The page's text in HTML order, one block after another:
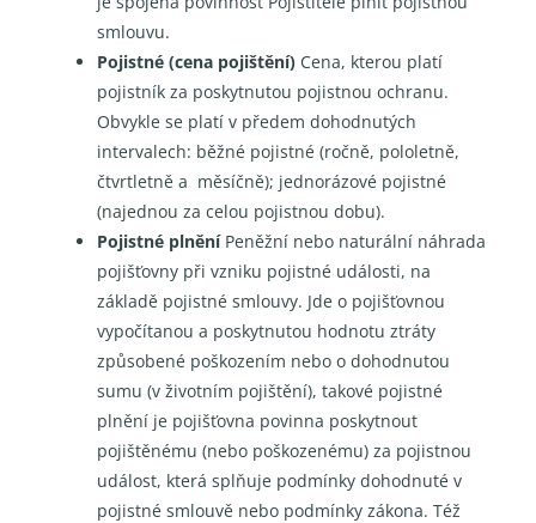
smlouvu.
Pojistné (cena pojištění) Cena, kterou platí
pojistník za poskytnutou pojistnou ochranu.
Obvykle se platí v předem dohodnutých
intervalech: běžné pojistné (ročně, pololetně,
čtvrtletně a měsíčně); jednorázové pojistné
(najednou za celou pojistnou dobu).
Pojistné plněníPeněžní nebo naturální náhrada
pojišťovny při vzniku pojistné události, na
základě pojistné smlouvy. Jde o pojišťovnou
vypočítanou a poskytnutou hodnotu ztráty
způsobené poškozením nebo o dohodnutou
sumu (v životním pojištění), takové pojistné
plnění je pojišťovna povinna poskytnout
pojištěnému (nebo poškozenému) za pojistnou
událost, která splňuje podmínky dohodnuté v
pojistné smlouvě nebo podmínky zákona. Též